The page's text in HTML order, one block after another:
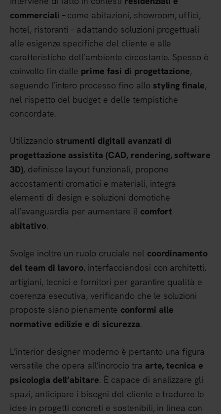
commerciali – come abitazioni, showroom, uffici,
hotel, ristoranti – adattando soluzioni progettuali
alle esigenze specifiche del cliente e alle
caratteristiche dell’ambiente circostante. Spesso è
coinvolto fin dalle prime fasi di progettazione,
seguendo l’intero processo fino allo styling finale,
nel rispetto del budget e delle tempistiche
concordate.
Utilizzando strumenti digitali avanzati di
progettazione assistita (CAD, rendering, software
3D), definisce layout funzionali, propone
accostamenti cromatici e materiali, integra
elementi di design e soluzioni domotiche
all’avanguardia per aumentare il comfort
abitativo.
Svolge inoltre un ruolo cruciale nel coordinamento
del team di lavoro, interfacciandosi con architetti,
artigiani, tecnici e fornitori per garantire qualità e
coerenza esecutiva, verificando che le soluzioni
proposte siano pienamente conformi alle
normative edilizie e di sicurezza.
L’interior designer moderno è pertanto una figura
versatile che opera all’incrocio tra arte, tecnica e
psicologia dell’abitare. È capace di analizzare gli
spazi, anticipare i bisogni del cliente e tradurre le
idee in progetti concreti e sostenibili, in linea con